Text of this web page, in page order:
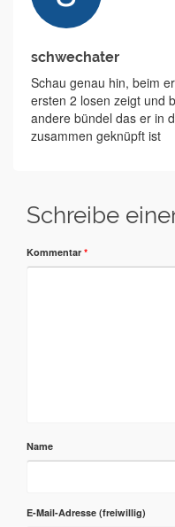
schwechater
Schau genau hin, beim
ersten 2 losen zeigt und
andere bündel das er in
zusammen geknüpft ist
Schreibe
Kommentar *
Name
E-Mail-Adresse